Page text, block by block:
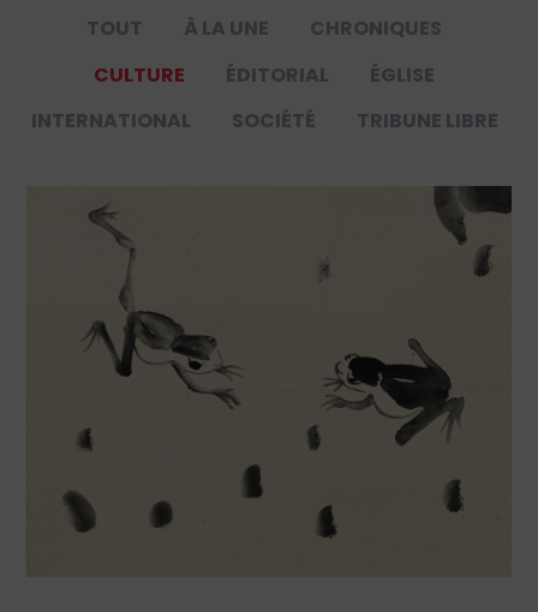
TOUT À LA UNE
CHRONIQUES
CULTURE
ÉDITORIAL
ÉGLISE
INTERNATIONAL
SOCIÉTÉ TRIBUNE LIBRE